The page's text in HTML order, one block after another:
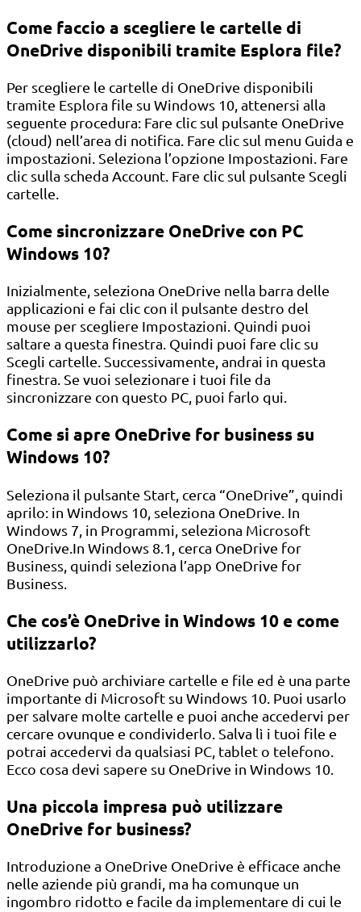
Come faccio a scegliere le cartelle di
OneDrive disponibili tramite Esplora file?
Per scegliere le cartelle di OneDrive disponibili
tramite Esplora file su Windows 10, attenersi alla
seguente procedura: Fare clic sul pulsante OneDrive
(cloud) nell’area di notifica. Fare clic sul menu Guida e
impostazioni. Seleziona l’opzione Impostazioni. Fare
clic sulla scheda Account. Fare clic sul pulsante Scegli
cartelle.
Come sincronizzare OneDrive con PC
Windows 10?
Inizialmente, seleziona OneDrive nella barra delle
applicazioni e fai clic con il pulsante destro del
mouse per scegliere Impostazioni. Quindi puoi
saltare a questa finestra. Quindi puoi fare clic su
Scegli cartelle. Successivamente, andrai in questa
finestra. Se vuoi selezionare i tuoi file da
sincronizzare con questo PC, puoi farlo qui.
Come si apre OneDrive for business su
Windows 10?
Seleziona il pulsante Start, cerca “OneDrive”, quindi
aprilo: in Windows 10, seleziona OneDrive. In
Windows 7, in Programmi, seleziona Microsoft
OneDrive.In Windows 8.1, cerca OneDrive for
Business, quindi seleziona l’app OneDrive for
Business.
Che cos’è OneDrive in Windows 10 e come
utilizzarlo?
OneDrive può archiviare cartelle e file ed è una parte
importante di Microsoft su Windows 10. Puoi usarlo
per salvare molte cartelle e puoi anche accedervi per
cercare ovunque e condividerlo. Salva lì i tuoi file e
potrai accedervi da qualsiasi PC, tablet o telefono.
Ecco cosa devi sapere su OneDrive in Windows 10.
Una piccola impresa può utilizzare
OneDrive for business?
Introduzione a OneDrive OneDrive è efficace anche
nelle aziende più grandi, ma ha comunque un
ingombro ridotto e facile da implementare di cui le